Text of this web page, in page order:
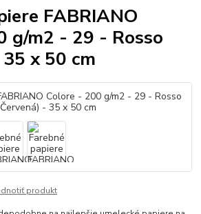
FABRIANO
g/m2 - 29 - Rosso
x 50 cm
produkt